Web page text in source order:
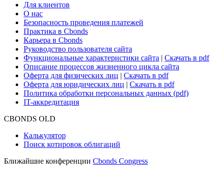
Для клиентов
О нас
Безопасность проведения платежей
Практика в Cbonds
Карьера в Cbonds
Руководство пользователя сайта
Функциональные характеристики сайта | Скачать в pdf
Описание процессов жизненного цикла сайта
Оферта для физических лиц | Скачать в pdf
Оферта для юридических лиц | Скачать в pdf
Политика обработки персональных данных (pdf)
IT-аккредитация
CBONDS OLD
Калькулятор
Поиск котировок облигаций
Ближайшие конференции Cbonds Congress